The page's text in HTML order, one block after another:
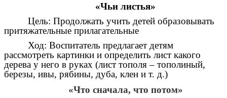
«Чьи листья»
Цель: Продолжать учить детей образовывать
притяжательные прилагательные
Ход: Воспитатель предлагает детям
рассмотреть картинки и определить лист какого
дерева у него в руках (лист тополя – тополиный,
березы, ивы, рябины, дуба, клен и т. д.)
«Что сначала, что потом»